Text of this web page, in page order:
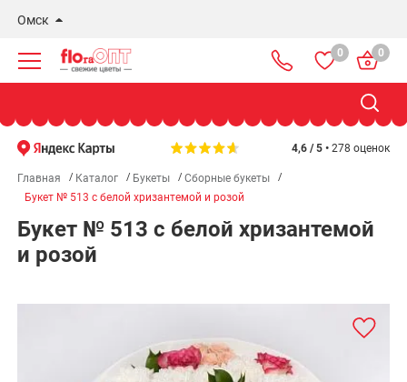
Омск
Новосибирск
Бердск
0 0
4,6 / 5 • 278 оценок
Главная Каталог Букеты
Сборные букеты
Букет № 513 с белой хризантемой и розой
Букет № 513 с белой хризантемой
и розой